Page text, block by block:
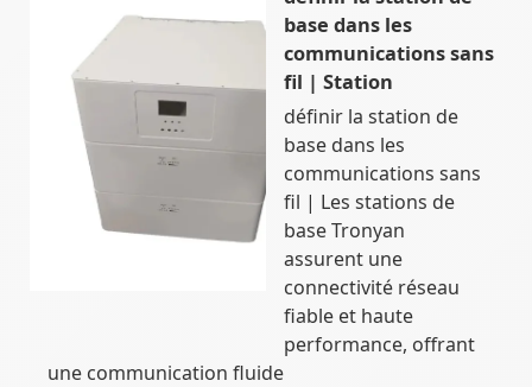
base dans les
communications sans
fil | Station
définir la station de
base dans les
communications sans
fil | Les stations de
base Tronyan
assurent une
connectivité réseau
fiable et haute
performance, offrant
une communication fluide